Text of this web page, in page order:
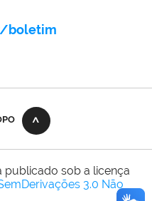
boletim
publicado sob a licença
3.0 Não